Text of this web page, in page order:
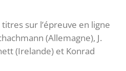
sur l’épreuve en ligne
(Allemagne), J.
(Irelande) et Konrad